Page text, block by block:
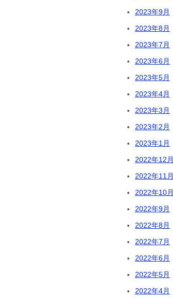
2023年9月
2023年8月
2023年7月
2023年6月
2023年5月
2023年4月
2023年3月
2023年2月
2023年1月
2022年12月
2022年11月
2022年10月
2022年9月
2022年8月
2022年7月
2022年6月
2022年5月
2022年4月